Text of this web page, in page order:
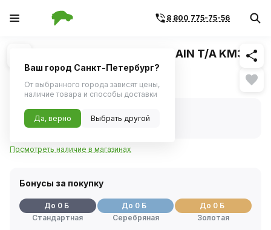
8 800 775-75-56
1/1 Похожие
Шина BFGOODRICH MUD TERRAIN T/A KM3
33X12.50 R15 108Q
Нет в наличии
Нет в наличии
Код товара:1113837
Артикул:442737
Посмотреть наличие в магазинах
Бонусы за покупку
До 0 Б
Стандартная
До 0 Б
Серебряная
До 0 Б
Золотая
Ваш город Санкт-Петербург?
От выбранного города зависят цены,
наличие товара и способы доставки
Да, верно Выбрать другой